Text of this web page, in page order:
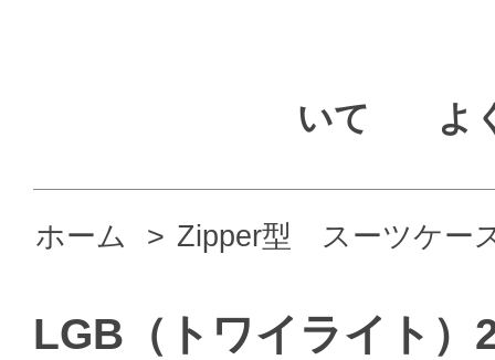
いて よ
ホーム > Zipper型 スーツケー
LGB（トワイライト）